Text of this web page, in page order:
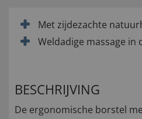
Met zijdezachte
Weldadige massage in
BESCHRIJVING
De ergonomische borstel